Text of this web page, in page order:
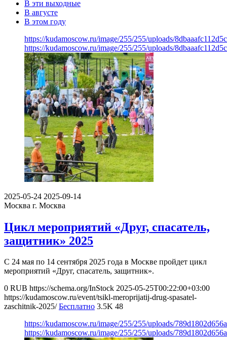
В эти выходные
В августе
В этом году
https://kudamoscow.ru/image/255/255/uploads/
https://kudamoscow.ru/image/255/255/uploads/
2025-05-24 2025-09-14
Москва г. Москва
Цикл мероприятий «Друг, спасатель,
защитник» 2025
С 24 мая по 14 сентября 2025 года в Москве пройдет цикл
мероприятий «Друг, спасатель, защитник».
0 RUB https://schema.org/InStock 2025-05-25T00:22:00+03:00
https://kudamoscow.ru/event/tsikl-meroprijatij-drug-spasatel-
zaschitnik-2025/ Бесплатно 3.5K 48
https://kudamoscow.ru/image/255/255/uploads/
https://kudamoscow.ru/image/255/255/uploads/